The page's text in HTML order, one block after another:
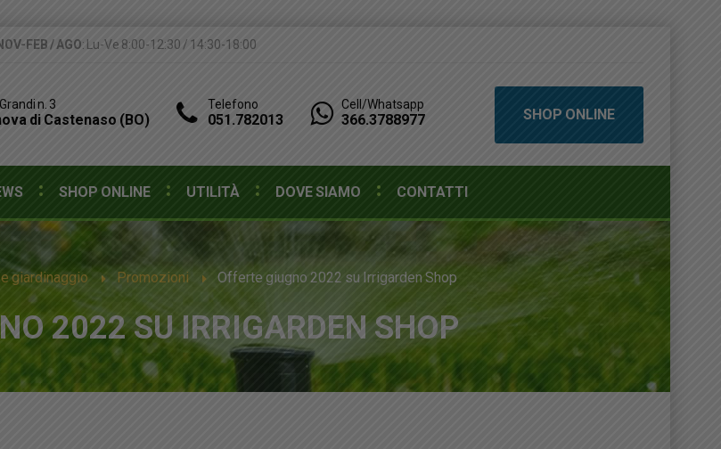
FEB / AGO: Lu-Ve 8:00-12:30 / 14:30-18:00
n. 3
di Castenaso (BO)
Telefono
051.782013
Cell/Whatsapp
366.3788977 SHOP ONLINE
SHOP ONLINE UTILITÀ DOVE SIAMO CONTATTI
giardinaggio Promozioni Offerte giugno 2022 su Irrigarden Shop
2022 SU IRRIGARDEN SHOP